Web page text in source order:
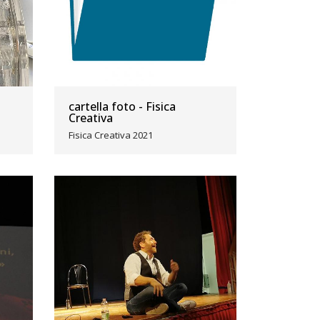
cartella foto - Fisica
Creativa
Fisica Creativa 2021